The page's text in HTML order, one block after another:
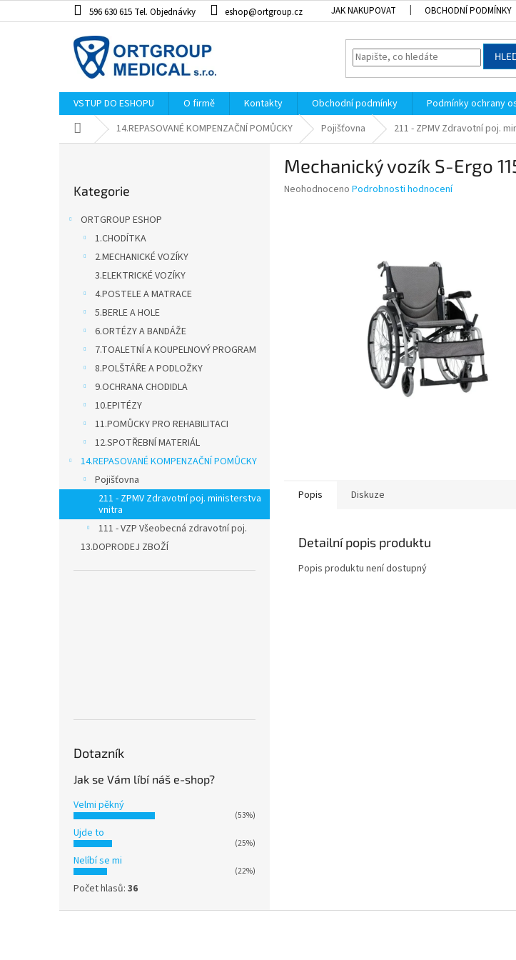
na
596 630 615 Tel. Objednávky eshop@ortgroup.cz JAK NAKUPOVAT OBCHODNÍ PODMÍNKY
VSTUP DO ESHOPU O firmě Kontakty Obchodní podmínky Podmínky ochrany
Domů 14.REPASOVANÉ KOMPENZAČNÍ POMŮCKY Pojišťovna 211 - ZPMV Zdravotní poj.
kategorie
Kategorie
ORTGROUP ESHOP
1.CHODÍTKA
2.MECHANICKÉ VOZÍKY
3.ELEKTRICKÉ VOZÍKY
4.POSTELE A MATRACE
5.BERLE A HOLE
6.ORTÉZY A BANDÁŽE
7.TOALETNÍ A KOUPELNOVÝ PROGRAM
8.POLŠTÁŘE A PODLOŽKY
9.OCHRANA CHODIDLA
10.EPITÉZY
11.POMŮCKY PRO REHABILITACI
12.SPOTŘEBNÍ MATERIÁL
14.REPASOVANÉ KOMPENZAČNÍ POMŮCKY
Pojišťovna
211 - ZPMV Zdravotní poj. ministerstva
vnitra
111 - VZP Všeobecná zdravotní poj.
13.DOPRODEJ ZBOŽÍ
Dotazník
Jak se Vám líbí náš e-shop?
Velmi pěkný
(53%)
Ujde to
(25%)
Nelíbí se mi
(22%)
Počet hlasů: 36
Mechanický vozík S-Ergo
Průměrné
Neohodnoceno Podrobnosti hodnocení
Popis Diskuze
Detailní popis produktu
Popis produktu není dostupný